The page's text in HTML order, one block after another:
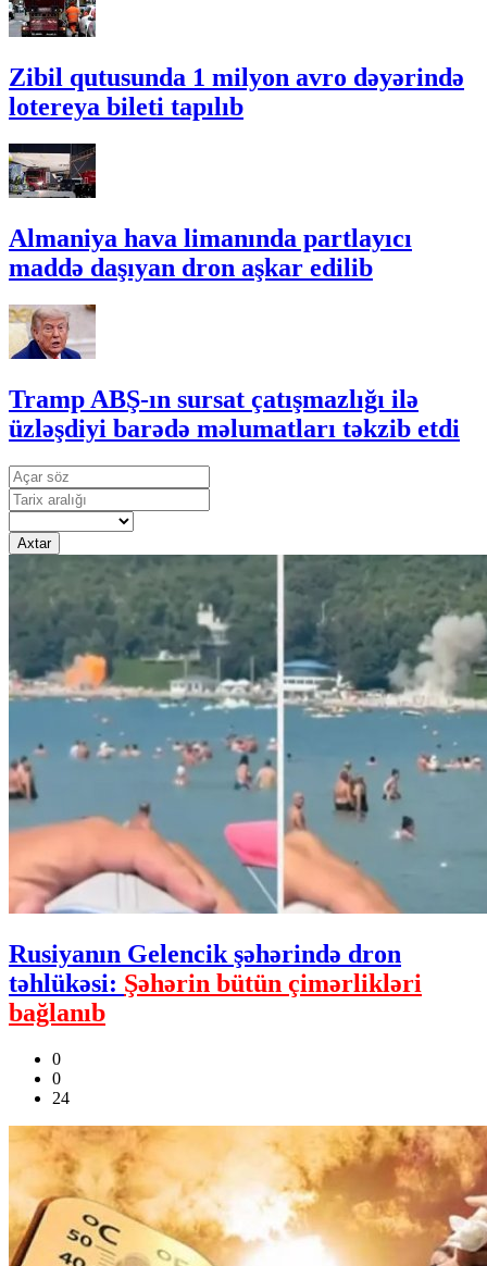
Zibil qutusunda 1 milyon avro dəyərində
lotereya bileti tapılıb
Almaniya hava limanında partlayıcı
maddə daşıyan dron aşkar edilib
Tramp ABŞ-ın sursat çatışmazlığı ilə
üzləşdiyi barədə məlumatları təkzib etdi
Axtar
Rusiyanın Gelencik şəhərində dron
təhlükəsi: Şəhərin bütün çimərlikləri
bağlanıb
0
0
24